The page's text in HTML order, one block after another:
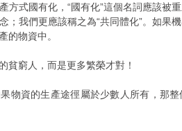
方式國有化，“國有化”這個名詞應該被
；我們更應該稱之為“共同體化”。如果
的物資中。
貧窮人，而是更多繁榮才對！
物資的生產途徑屬於少數人所有，那